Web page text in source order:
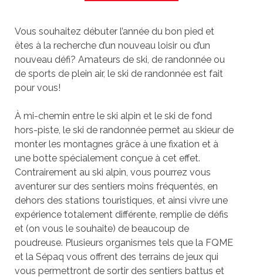
Vous souhaitez débuter l’année du bon pied et
êtes à la recherche d’un nouveau loisir ou d’un
nouveau défi? Amateurs de ski, de randonnée ou
de sports de plein air, le ski de randonnée est fait
pour vous!
À mi-chemin entre le ski alpin et le ski de fond
hors-piste, le ski de randonnée permet au skieur de
monter les montagnes grâce à une fixation et à
une botte spécialement conçue à cet effet.
Contrairement au ski alpin, vous pourrez vous
aventurer sur des sentiers moins fréquentés, en
dehors des stations touristiques, et ainsi vivre une
expérience totalement différente, remplie de défis
et (on vous le souhaite) de beaucoup de
poudreuse. Plusieurs organismes tels que la FQME
et la Sépaq vous offrent des terrains de jeux qui
vous permettront de sortir des sentiers battus et